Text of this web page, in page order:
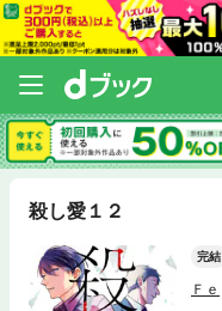
殺し愛１２
完結
Ｆｅ